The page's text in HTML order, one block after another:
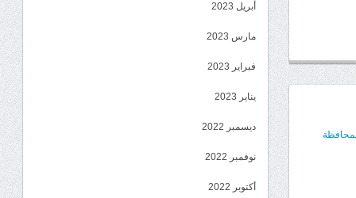
أبريل 2023
مارس 2023
فبراير 2023
يناير 2023
ديسمبر 2022
نوفمبر 2022
أكتوبر 2022